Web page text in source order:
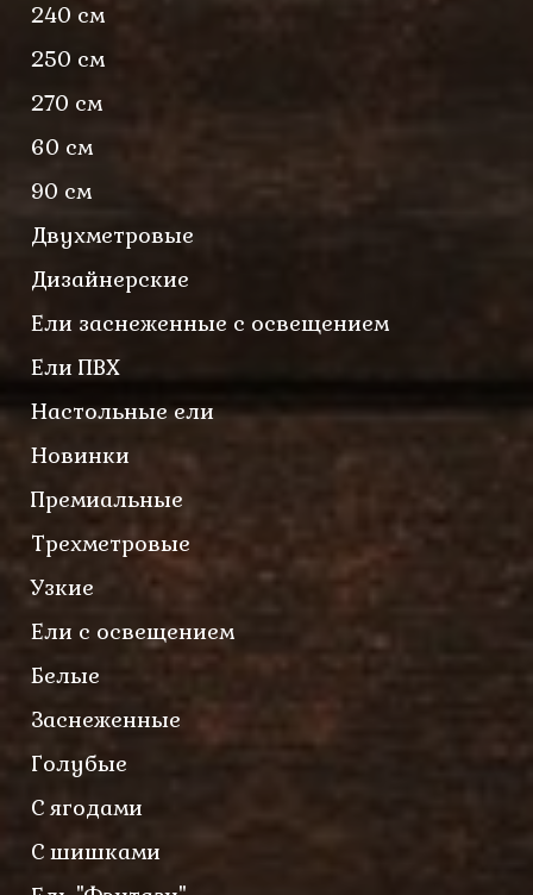
240 см
250 см
270 см
60 см
90 см
Двухметровые
Дизайнерские
Ели заснеженные с освещением
Ели ПВХ
Настольные ели
Новинки
Премиальные
Трехметровые
Узкие
Ели с освещением
Белые
Заснеженные
Голубые
С ягодами
С шишками